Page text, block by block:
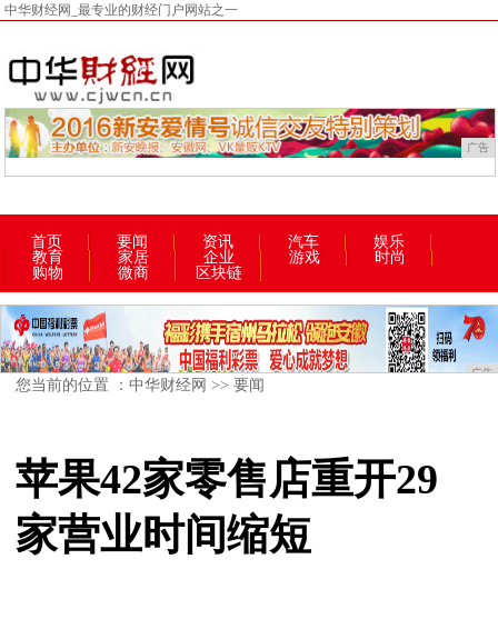
中华财经网_最专业的财经门户网站之一
广告
首页 要闻 资讯 汽车
娱乐
教育
家居 企业 游戏
时尚
购物
微商 区块链
广告
您当前的位置 ：中华财经网 >>要闻
苹果42家零售店重开29
家营业时间缩短